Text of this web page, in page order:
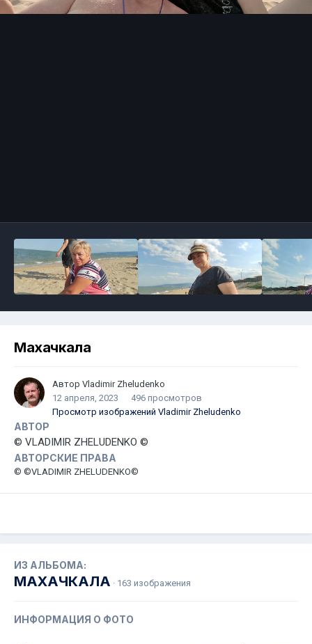
Махачкала
Автор Vladimir Zheludenko
12 апреля, 2023
496 просмотров
Просмотр изображений Vladimir Zheludenko
АВТОР
© VLADIMIR ZHELUDENKO ©
АВТОРСКИЕ ПРАВА
© ©VLADIMIR ZHELUDENKO©
ИЗ АЛЬБОМА:
МАХАЧКАЛА · 163 изображения
ИНФОРМАЦИЯ О ФОТО